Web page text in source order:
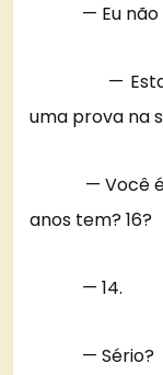
— Eu não
— Estava
uma prova na
— Você é
anos tem? 16?
— 14.
— Sério?